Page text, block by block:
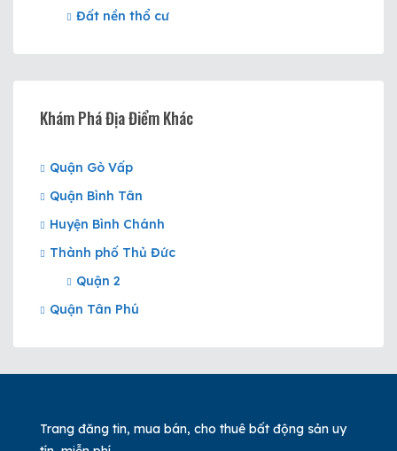
Đất nền thổ cư
Khám Phá Địa Điểm Khác
Quận Gò Vấp
Quận Bình Tân
Huyện Bình Chánh
Thành phố Thủ Đức
Quận 2
Quận Tân Phú
Trang đăng tin, mua bán, cho thuê bất động sản uy